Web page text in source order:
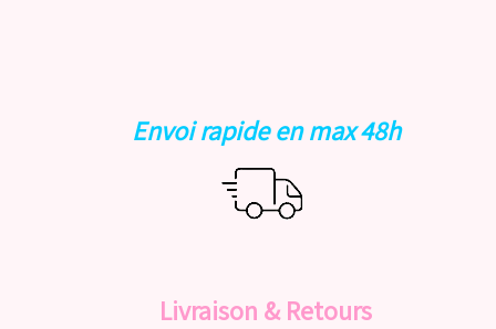
Envoi rapide en max 48h
Livraison & Retours